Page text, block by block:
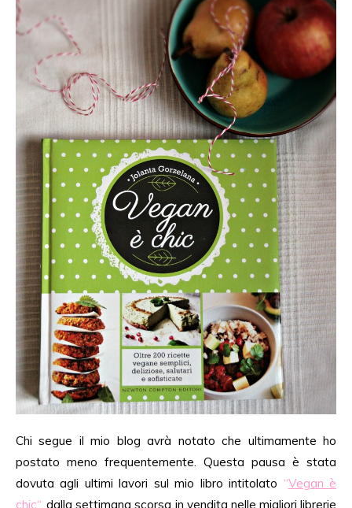
Chi segue il mio blogavrà notato che ultimamente ho
postato meno frequentemente. Questa pausa è stata
dovuta agli ultimi lavori sul mio libro intitolato “Vegan è
chic“ , dalla settimana scorsa in vendita nelle migliori librerie